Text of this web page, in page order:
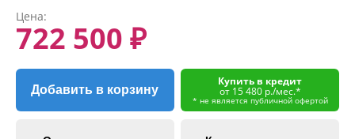
Цена:
722 500 ₽
Добавить в корзину
Купить в кредит
от 15 480 р./мес.*
* не является публичной офертой